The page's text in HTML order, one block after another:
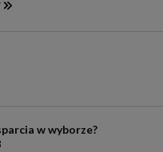
w wyborze?